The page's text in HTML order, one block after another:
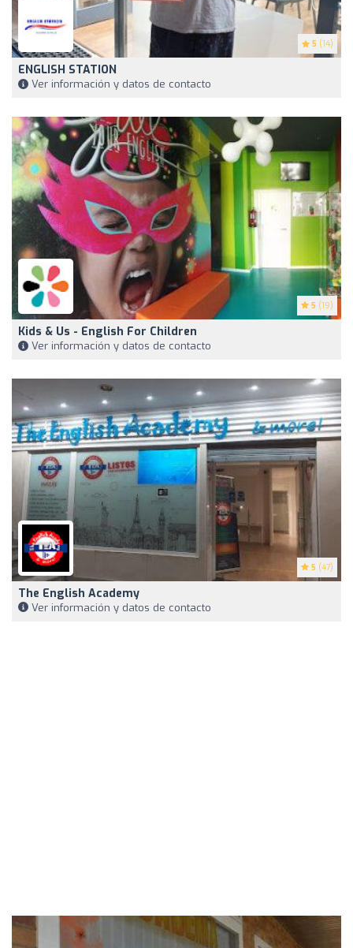
5 (14)
ENGLISH STATION
Ver información y datos de contacto
5 (19)
Kids & Us - English For Children
Ver información y datos de contacto
5 (47)
The English Academy
Ver información y datos de contacto